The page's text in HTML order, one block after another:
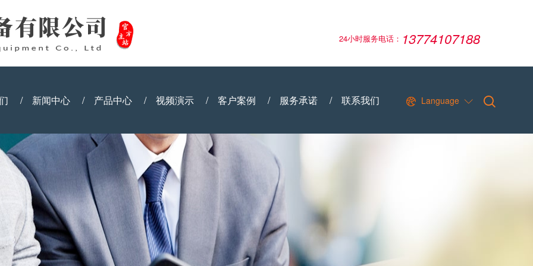
24小时服务电话： 13774107188
/ 新闻中心 / 产品中心 / 视频演示 / 客户案例 / 服务承诺 / 联系我们 Language  